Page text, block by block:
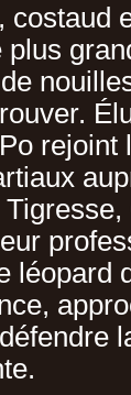
costaud
plus
rejoint
léopard